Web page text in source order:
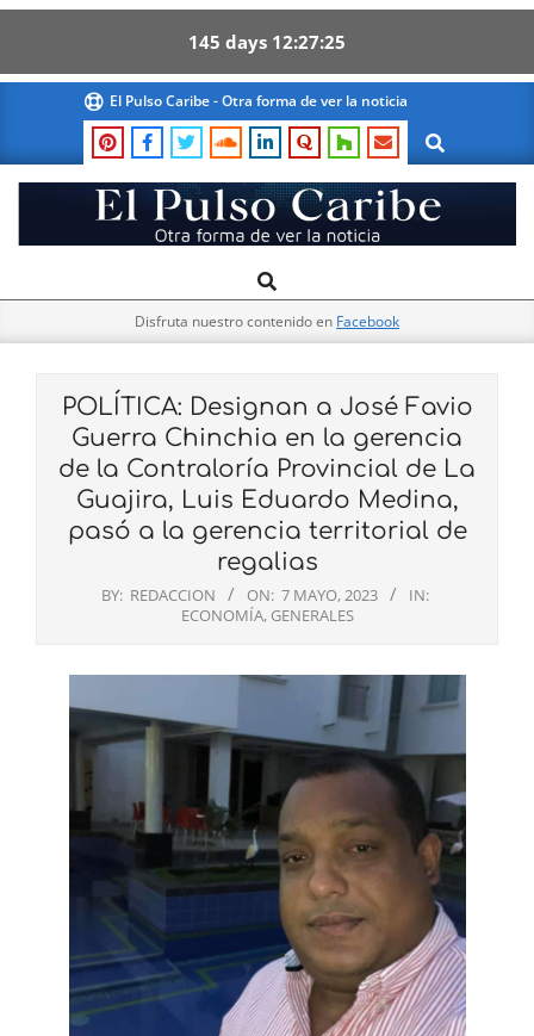
145 days 12 27 25
content
El Pulso Caribe - Otra forma de ver la noticia
Search
El
Pulso
Navigation
Search
Disfruta nuestro contenido en Facebook
POLÍTICA: Designan a José Favio
Guerra Chinchia en la gerencia
de la Contraloría Provincial de La
Guajira, Luis Eduardo Medina,
pasó a la gerencia territorial de
regalias
BY: REDACCION ON: 7 MAYO, 2023
IN:
ECONOMÍA, GENERALES